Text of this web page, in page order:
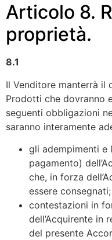
Articolo 8.
proprietà.
8.1
Il Venditore manterrà
Prodotti che dovranno
seguenti obbligazioni
saranno interamente
gli adempimenti e
pagamento)
che, in forza
essere
contestazioni in
dell’Acquirente in
del presente